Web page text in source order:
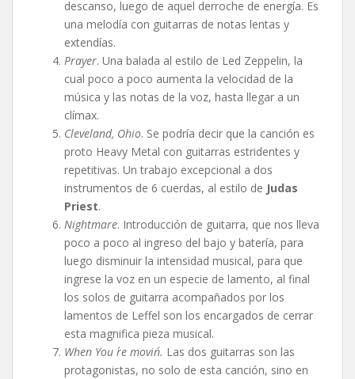
descanso, luego de aquel derroche de energía. Es
una melodía con guitarras de notas lentas y
extendías.
Prayer. Una balada al estilo de Led Zeppelin, la
cual poco a poco aumenta la velocidad de la
música y las notas de la voz, hasta llegar a un
clímax.
Cleveland, Ohio. Se podría decir que la canción es
proto Heavy Metal con guitarras estridentes y
repetitivas. Un trabajo excepcional a dos
instrumentos de 6 cuerdas, al estilo de Judas
Priest.
Nightmare. Introducción de guitarra, que nos lleva
poco a poco al ingreso del bajo y batería, para
luego disminuir la intensidad musical, para que
ingrese la voz en un especie de lamento, al final
los solos de guitarra acompañados por los
lamentos de Leffel son los encargados de cerrar
esta magnifica pieza musical.
When You ´re movin´. Las dos guitarras son las
protagonistas, no solo de esta canción, sino en